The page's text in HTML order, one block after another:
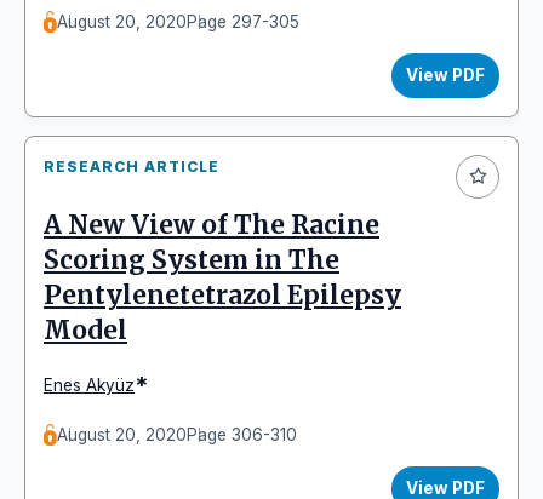
August 20, 2020Page 297-305
View PDF
RESEARCH ARTICLE
A New View of The Racine
Scoring System in The
Pentylenetetrazol Epilepsy
Model
Enes Akyüz*
August 20, 2020Page 306-310
View PDF